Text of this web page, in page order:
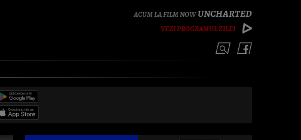
UNCHARTED
VEZI PROGRAMUL ZILEI